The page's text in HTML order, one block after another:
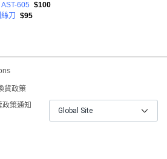
605 $100
刀 $95
貨政策
策通知
Global Site